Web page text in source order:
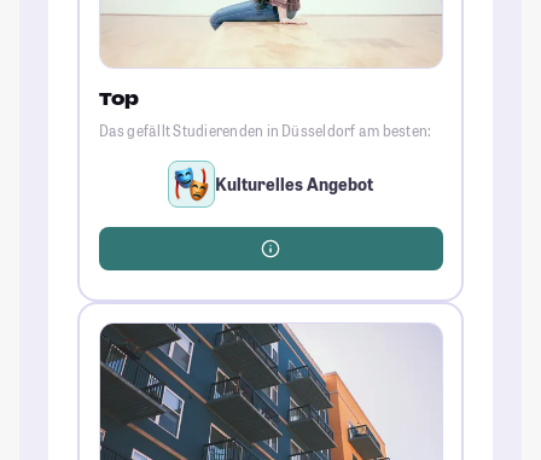
Top
Das gefällt Studierenden in Düsseldorf am besten:
Kulturelles Angebot